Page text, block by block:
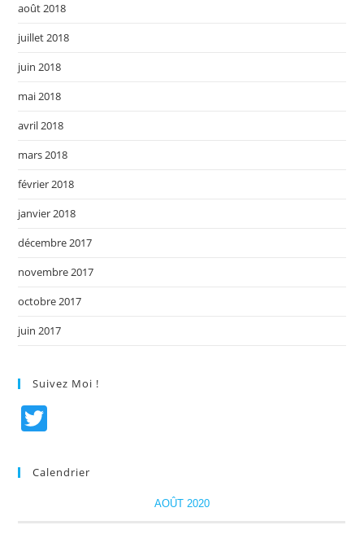
août 2018
juillet 2018
juin 2018
mai 2018
avril 2018
mars 2018
février 2018
janvier 2018
décembre 2017
novembre 2017
octobre 2017
juin 2017
Suivez Moi !
itt
Calendrier
AOÛT 2020